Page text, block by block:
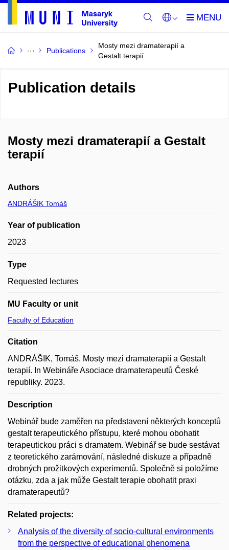
Publications
Mosty mezi dramaterapií a
Gestalt terapií
Publication details
Mosty mezi dramaterapií a Gestalt
terapií
Authors
ANDRÁŠIK Tomáš
Year of publication
2023
Type
Requested lectures
MU Faculty or unit
Faculty of Education
Citation
ANDRÁŠIK, Tomáš. Mosty mezi dramaterapií a Gestalt
terapií. In Webináře Asociace dramaterapeutů České
republiky. 2023.
Description
Webinář bude zaměřen na představení některých konceptů
gestalt terapeutického přístupu, které mohou obohatit
terapeutickou práci s dramatem. Webinář se bude sestávat
z teoretického zarámování, následné diskuze a případně
drobných prožitkových experimentů. Společně si položíme
otázku, zda a jak může Gestalt terapie obohatit praxi
dramaterapeutů?
Related projects:
Analysis of the diversity of socio-cultural environments
from the perspective of educational phenomena